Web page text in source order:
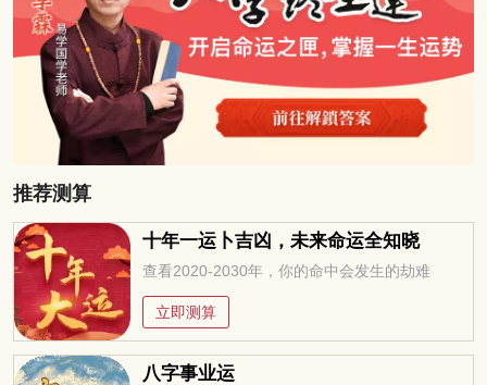
推荐测算
十年一运卜吉凶，未来命运全知晓
查看2020-2030年，你的命中会发生的劫难
立即测算
八字事业运